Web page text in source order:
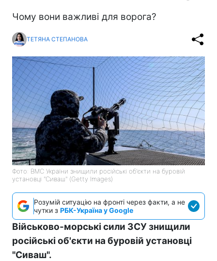
Чому вони важливі для ворога?
ТЕТЯНА СТЕПАНОВА
Фото: ВМС України знищили російські об'єкти на буровій
установці "Сиваш" (Getty Images)
Розумій ситуацію на фронті через факти, а не
чутки з РБК-Україна у Google
Військово-морські сили ЗСУ знищили
російські об'єкти на буровій установці
"Сиваш".